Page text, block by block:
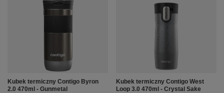
Kubek termiczny Contigo Byron
2.0 470ml - Gunmetal
Kubek termiczny Contigo West
Loop 3.0 470ml - Crystal Sake